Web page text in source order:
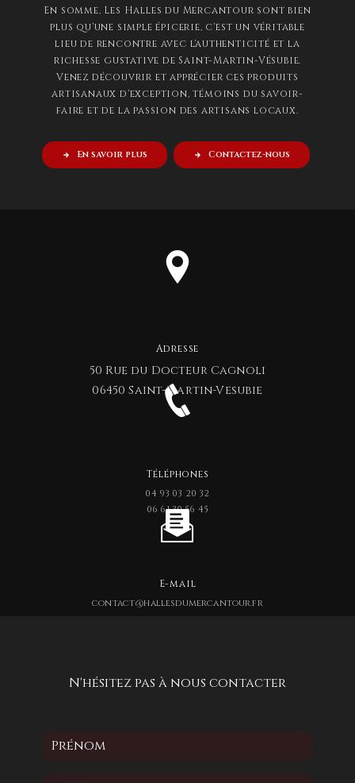
En somme, Les Halles du Mercantour sont bien
plus qu'une simple épicerie, c'est un véritable
lieu de rencontre avec l'authenticité et la
richesse gustative de Saint-Martin-Vésubie.
Venez découvrir et apprécier ces produits
artisanaux d'exception, témoins du savoir-
faire et de la passion des artisans locaux.
En savoir plus Contactez-nous
Adresse
50 Rue du Docteur Cagnoli
06450 Saint-Martin-Vesubie
Téléphones
04 93 03 20 32
06 61 30 56 45
E-mail
contact@hallesdumercantour.fr
N'hésitez pas à nous contacter